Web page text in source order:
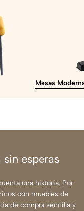
Mesas
esperas
una historia. Por
con muebles de
de compra sencilla y